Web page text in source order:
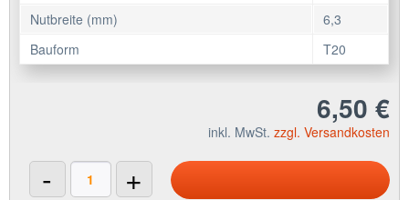
Nutbreite (mm)
6,3
Bauform
T20
6,50 €
inkl. MwSt. zzgl. Versandkosten
- +